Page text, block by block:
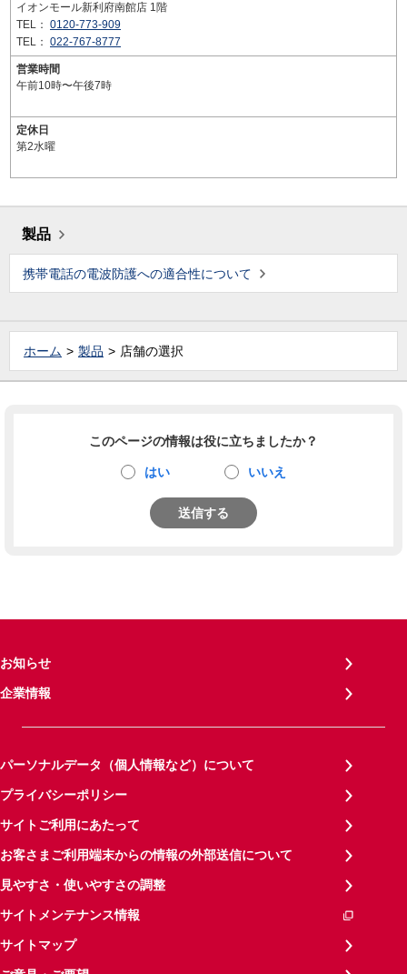
イオンモール新利府南館店 1階
TEL： 0120-773-909
TEL： 022-767-8777
営業時間
午前10時〜午後7時
定休日
第2水曜
製品
携帯電話の電波防護への適合性について
ホーム 製品 店舗の選択
このページの情報は役に立ちましたか？
はい いいえ
送信する
お知らせ
企業情報
パーソナルデータ（個人情報など）について
プライバシーポリシー
サイトご利用にあたって
お客さまご利用端末からの情報の外部送信について
見やすさ・使いやすさの調整
サイトメンテナンス情報
サイトマップ